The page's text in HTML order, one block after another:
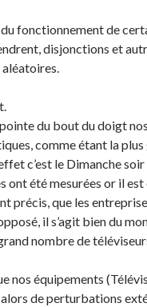
de
disjonctions et
du bout du doigt
comme étant la
c’est le Dimanche
ont été mesurées or il
précis, que les
il s’agit bien du
nombre de
nos équipements
de perturbations